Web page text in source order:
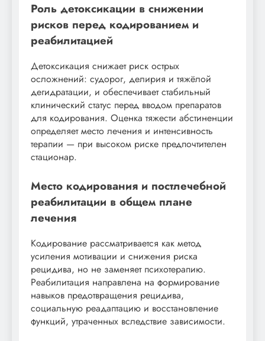
Роль детоксикации в снижении
рисков перед кодированием и
реабилитацией
Детоксикация снижает риск острых
осложнений: судорог, делирия и тяжёлой
дегидратации, и обеспечивает стабильный
клинический статус перед вводом препаратов
для кодирования. Оценка тяжести абстиненции
определяет место лечения и интенсивность
терапии — при высоком риске предпочтителен
стационар.
Место кодирования и постлечебной
реабилитации в общем плане
лечения
Кодирование рассматривается как метод
усиления мотивации и снижения риска
рецидива, но не заменяет психотерапию.
Реабилитация направлена на формирование
навыков предотвращения рецидива,
социальную реадаптацию и восстановление
функций, утраченных вследствие зависимости.